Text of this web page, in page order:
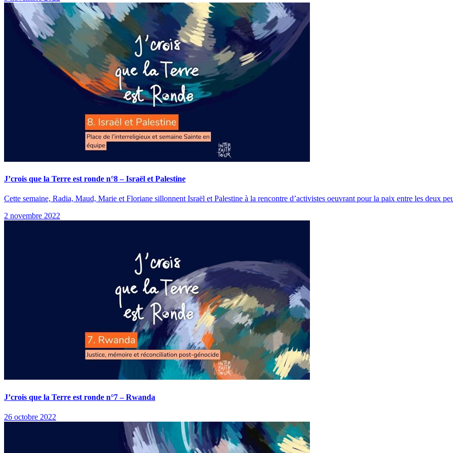
J’crois que la Terre est ronde n°8 – Israël et Palestine
Cette semaine, Radia, Maud, Marie et Floriane sillonnent Israël et Palestine à la rencontre d’activistes oeuvrant pour la paix entre les deux
2 novembre 2022
J’crois que la Terre est ronde n°7 – Rwanda
26 octobre 2022